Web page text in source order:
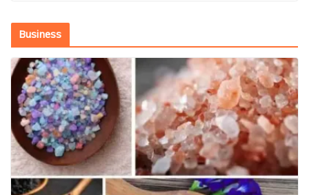
Business